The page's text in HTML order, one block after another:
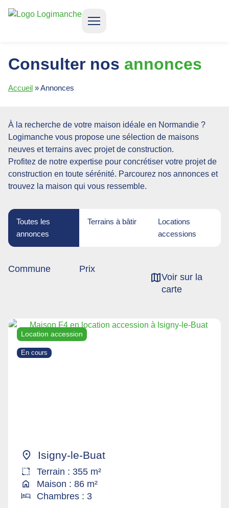
Consulter nos annonces
Accueil »Annonces
À la recherche de votre maison idéale en Normandie ?
Logimanche vous propose une sélection de maisons
neuves et terrains avec projet de construction.
Profitez de notre expertise pour concrétiser votre projet de
construction en toute sérénité. Parcourez nos annonces et
trouvez la maison qui vous ressemble.
Toutes les
annonces
Terrains à bâtir
Locations
accessions
Commune
Prix
Voir sur la
carte
Location accession
En cours
Isigny-le-Buat
Terrain : 355 m²
Maison : 86 m²
Chambres : 3